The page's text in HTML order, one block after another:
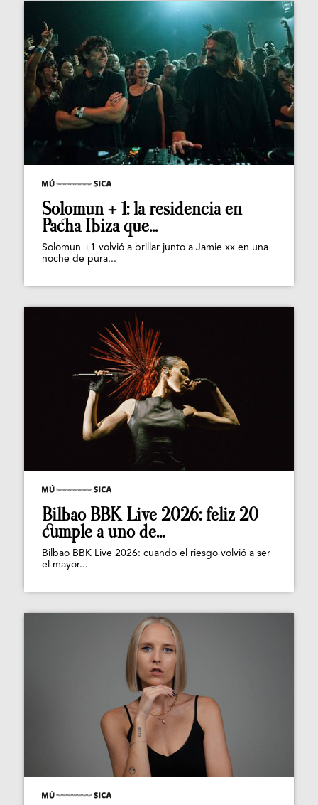
Solomun + 1: la residencia en
Pacha Ibiza que...
Solomun +1 volvió a brillar junto a Jamie xx en una
noche de pura...
Bilbao BBK Live 2026: feliz 20
cumple a uno de...
Bilbao BBK Live 2026: cuando el riesgo volvió a ser
el mayor...